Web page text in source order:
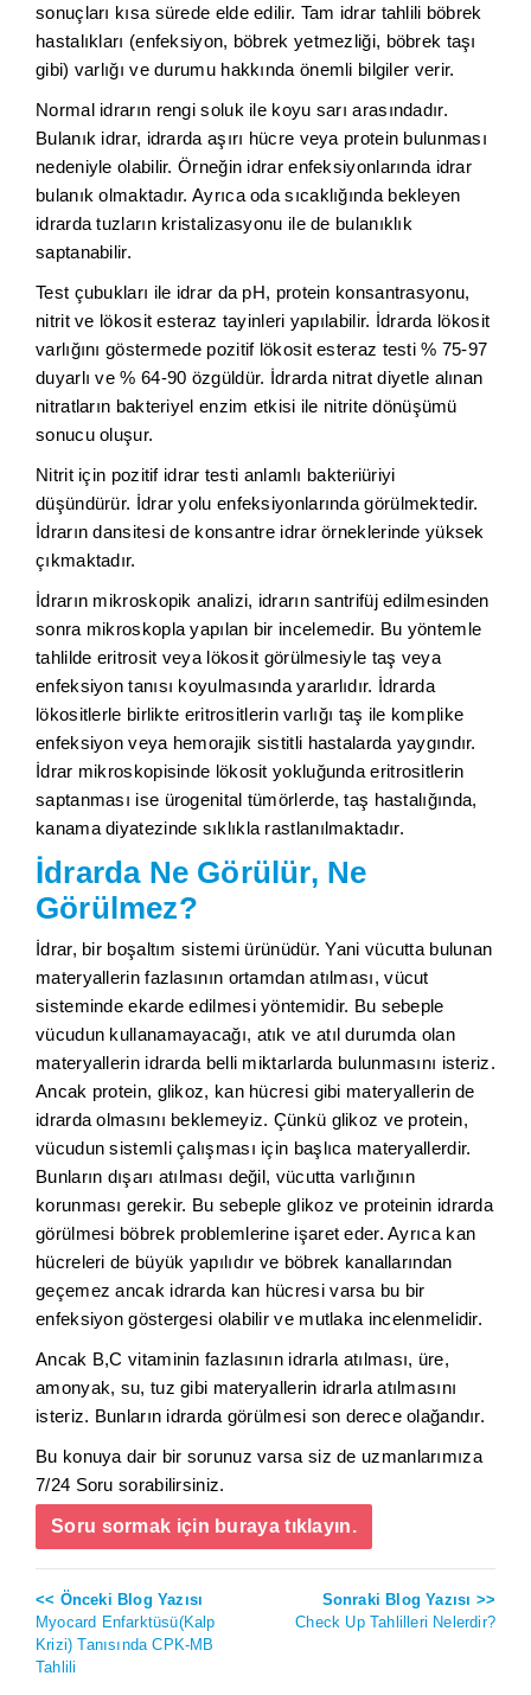
sonuçları kısa sürede elde edilir. Tam idrar tahlili böbrek
hastalıkları (enfeksiyon, böbrek yetmezliği, böbrek taşı
gibi) varlığı ve durumu hakkında önemli bilgiler verir.
Normal idrarın rengi soluk ile koyu sarı arasındadır.
Bulanık idrar, idrarda aşırı hücre veya protein bulunması
nedeniyle olabilir. Örneğin idrar enfeksiyonlarında idrar
bulanık olmaktadır. Ayrıca oda sıcaklığında bekleyen
idrarda tuzların kristalizasyonu ile de bulanıklık
saptanabilir.
Test çubukları ile idrar da pH, protein konsantrasyonu,
nitrit ve lökosit esteraz tayinleri yapılabilir. İdrarda lökosit
varlığını göstermede pozitif lökosit esteraz testi % 75-97
duyarlı ve % 64-90 özgüldür. İdrarda nitrat diyetle alınan
nitratların bakteriyel enzim etkisi ile nitrite dönüşümü
sonucu oluşur.
Nitrit için pozitif idrar testi anlamlı bakteriüriyi
düşündürür. İdrar yolu enfeksiyonlarında görülmektedir.
İdrarın dansitesi de konsantre idrar örneklerinde yüksek
çıkmaktadır.
İdrarın mikroskopik analizi, idrarın santrifüj edilmesinden
sonra mikroskopla yapılan bir incelemedir. Bu yöntemle
tahlilde eritrosit veya lökosit görülmesiyle taş veya
enfeksiyon tanısı koyulmasında yararlıdır. İdrarda
lökositlerle birlikte eritrositlerin varlığı taş ile komplike
enfeksiyon veya hemorajik sistitli hastalarda yaygındır.
İdrar mikroskopisinde lökosit yokluğunda eritrositlerin
saptanması ise ürogenital tümörlerde, taş hastalığında,
kanama diyatezinde sıklıkla rastlanılmaktadır.
İdrarda Ne Görülür, Ne
Görülmez?
İdrar, bir boşaltım sistemi ürünüdür. Yani vücutta bulunan
materyallerin fazlasının ortamdan atılması, vücut
sisteminde ekarde edilmesi yöntemidir. Bu sebeple
vücudun kullanamayacağı, atık ve atıl durumda olan
materyallerin idrarda belli miktarlarda bulunmasını isteriz.
Ancak protein, glikoz, kan hücresi gibi materyallerin de
idrarda olmasını beklemeyiz. Çünkü glikoz ve protein,
vücudun sistemli çalışması için başlıca materyallerdir.
Bunların dışarı atılması değil, vücutta varlığının
korunması gerekir. Bu sebeple glikoz ve proteinin idrarda
görülmesi böbrek problemlerine işaret eder. Ayrıca kan
hücreleri de büyük yapılıdır ve böbrek kanallarından
geçemez ancak idrarda kan hücresi varsa bu bir
enfeksiyon göstergesi olabilir ve mutlaka incelenmelidir.
Ancak B,C vitaminin fazlasının idrarla atılması, üre,
amonyak, su, tuz gibi materyallerin idrarla atılmasını
isteriz. Bunların idrarda görülmesi son derece olağandır.
Bu konuya dair bir sorunuz varsa siz de uzmanlarımıza
7/24 Soru sorabilirsiniz.
Soru sormak için buraya tıklayın.
<< Önceki Blog Yazısı
Myocard Enfarktüsü(Kalp
Krizi) Tanısında CPK-MB
Tahlili
Sonraki Blog Yazısı >>
Check Up Tahlilleri Nelerdir?